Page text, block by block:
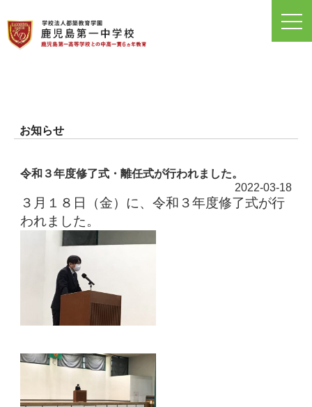
お知らせ
令和３年度修了式・離任式が行われました。
2022-03-18
３月１８日（金）に、令和３年度修了式が行
われました。